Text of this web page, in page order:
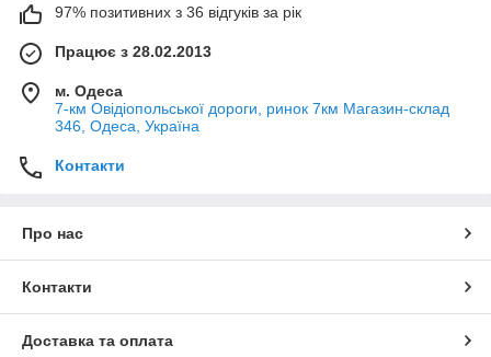
97% позитивних з 36 відгуків за рік
Працює з 28.02.2013
м. Одеса
7-км Овідіопольської дороги, ринок 7км Магазин-склад
346, Одеса, Україна
Контакти
Про нас
Контакти
Доставка та оплата